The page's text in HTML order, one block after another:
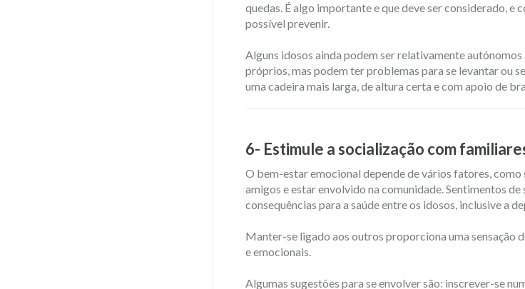
quedas. É algo importante e que deve ser considerado, e
possível prevenir.
Alguns idosos ainda podem ser relativamente
próprios, mas podem ter problemas para se levantar ou
uma cadeira mais larga, de altura certa e com apoio de
6- Estimule a socialização com
O bem-estar emocional depende de vários fatores,
amigos e estar envolvido na comunidade. Sentimentos
consequências para a saúde entre os idosos, inclusive a
Manter-se ligado aos outros proporciona uma sensação
e emocionais.
Algumas sugestões para se envolver são: inscrever-se